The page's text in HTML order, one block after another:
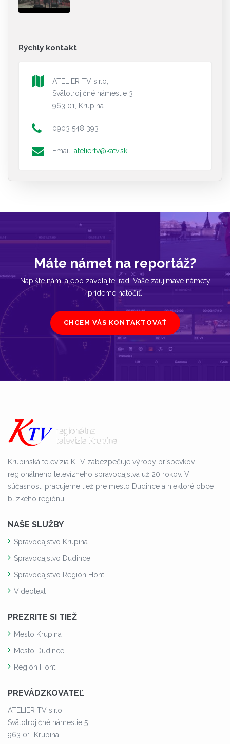
Rýchly kontakt
ATELIER TV s.r.o,
Svätotrojičné námestie 3
963 01, Krupina
0903 548 393
Email :ateliertv@katv.sk
Máte námet na reportáž?
Napíšte nám, alebo zavolajte, radi Vaše zaujímavé námety
prídeme natočiť.
CHCEM VÁS KONTAKTOVAŤ
Krupinská televízia KTV zabezpečuje výroby príspevkov
regionálneho televízneho spravodajstva už 20 rokov. V
súčasnosti pracujeme tiež pre mesto Dudince a niektoré obce
blízkeho regiónu.
NAŠE SLUŽBY
Spravodajstvo Krupina
Spravodajstvo Dudince
Spravodajstvo Región Hont
Videotext
PREZRITE SI TIEŽ
Mesto Krupina
Mesto Dudince
Región Hont
PREVÁDZKOVATEĽ
ATELIER TV s.r.o.
Svätotrojičné námestie 5
963 01, Krupina